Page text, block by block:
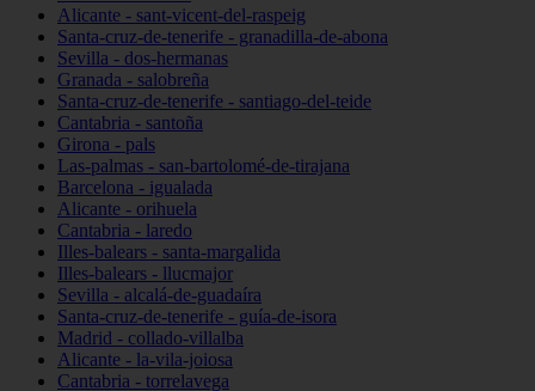
Alicante - sant-vicent-del-raspeig
Santa-cruz-de-tenerife - granadilla-de-abona
Sevilla - dos-hermanas
Granada - salobreña
Santa-cruz-de-tenerife - santiago-del-teide
Cantabria - santoña
Girona - pals
Las-palmas - san-bartolomé-de-tirajana
Barcelona - igualada
Alicante - orihuela
Cantabria - laredo
Illes-balears - santa-margalida
Illes-balears - llucmajor
Sevilla - alcalá-de-guadaíra
Santa-cruz-de-tenerife - guía-de-isora
Madrid - collado-villalba
Alicante - la-vila-joiosa
Cantabria - torrelavega